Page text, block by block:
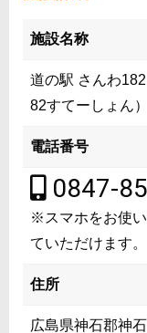
施設名称
道の駅 さんわ
82すてーしょん）
電話番号
0847-
※スマホをお使
ていただけます。
住所
広島県神石郡神